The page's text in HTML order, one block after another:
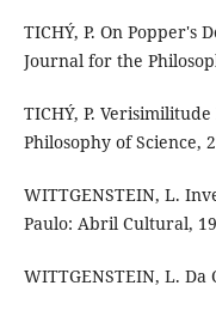
TICHÝ, P. On Popper's
Journal for the
TICHÝ, P.
Philosophy of Science,
WITTGENSTEIN, L.
Paulo: Abril Cultural,
WITTGENSTEIN, L. Da